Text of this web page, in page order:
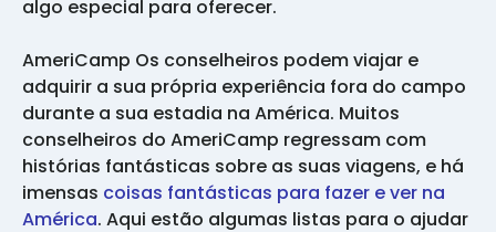
algo especial para oferecer.
AmeriCamp Os conselheiros podem viajar e
adquirir a sua própria experiência fora do campo
durante a sua estadia na América. Muitos
conselheiros do AmeriCamp regressam com
histórias fantásticas sobre as suas viagens, e há
imensas coisas fantásticas para fazer e ver na
América. Aqui estão algumas listas para o ajudar